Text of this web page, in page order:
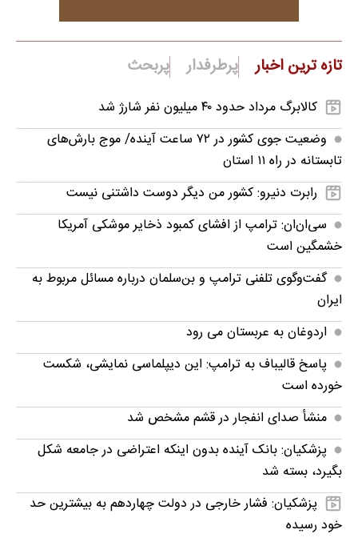
تازه ترین اخبار پرطرفدار پربحث
کالابرگ مرداد حدود ۴۰‌ میلیون نفر شارژ شد
وضعیت جوی کشور در ۷۲ ساعت آینده/ موج بارش‌های
تابستانه در راه ۱۱ استان
رابرت دنیرو: کشور من دیگر دوست داشتنی نیست
سی‌ان‌ان: ترامپ از افشای کمبود ذخایر موشکی آمریکا
خشمگین است
گفت‌وگوی تلفنی ترامپ و بن‌سلمان درباره مسائل مربوط به
ایران
اردوغان به عربستان می رود
پاسخ قالیباف به ترامپ: این دیپلماسی نمایشی، شکست
خورده است
منشأ صدای انفجار در قشم مشخص شد
پزشکیان: بانک آینده بدون اینکه اعتراضی در جامعه شکل
بگیرد، بسته شد
پزشکیان: فشار خارجی در دولت چهاردهم به بیشترین حد
خود رسیده